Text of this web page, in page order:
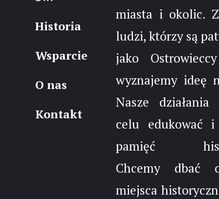
Historia
Wsparcie
O nas
Kontakt
miasta i okolic.
ludzi, którzy są
jako
wyznajemy ideę
Nasze
celu edukować
pamięć
Chcemy dbać
miejsca